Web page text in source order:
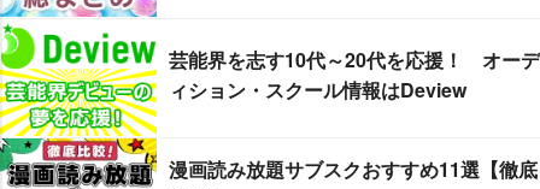
芸能界を志す10代～20代を応援！ オーデ
ィション・スクール情報はDeview
漫画読み放題サブスクおすすめ11選【徹底